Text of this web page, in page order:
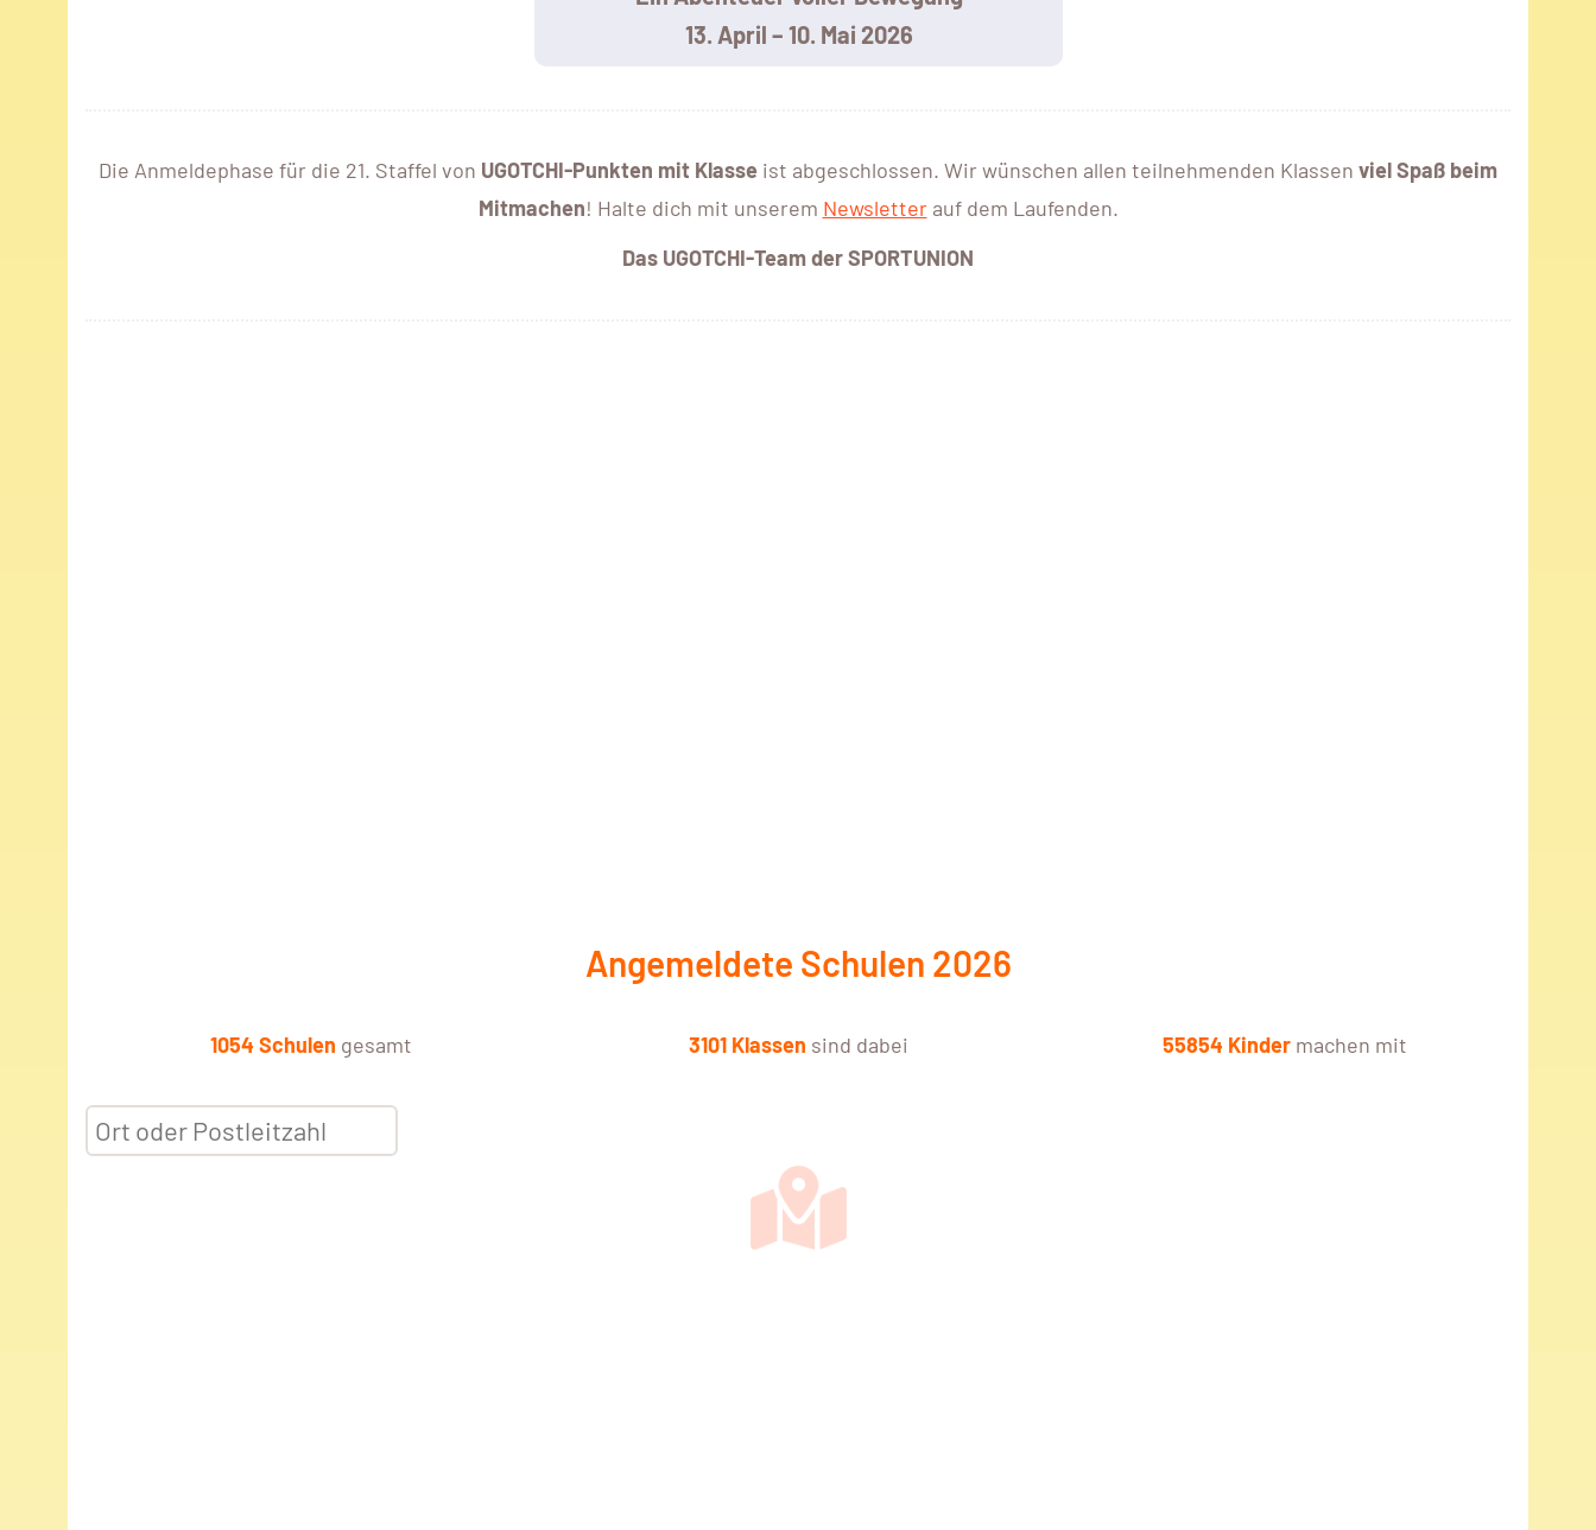
13. April – 10. Mai 2026
Die Anmeldephase für die 21. Staffel von UGOTCHI-Punkten mit Klasse ist abgeschlossen. Wir wünschen allen teilnehmenden Klassen viel Spaß beim
Mitmachen! Halte dich mit unserem Newsletterauf dem Laufenden.
Das UGOTCHI-Team der SPORTUNION
Angemeldete Schulen 2026
1054 Schulen gesamt 3101 Klassen sind dabei 55854 Kinder machen mit